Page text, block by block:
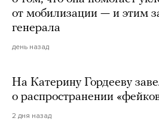
от мобилизации — и этим
генерала
день назад
На Катерину Гордееву
о распространении
2 дня назад